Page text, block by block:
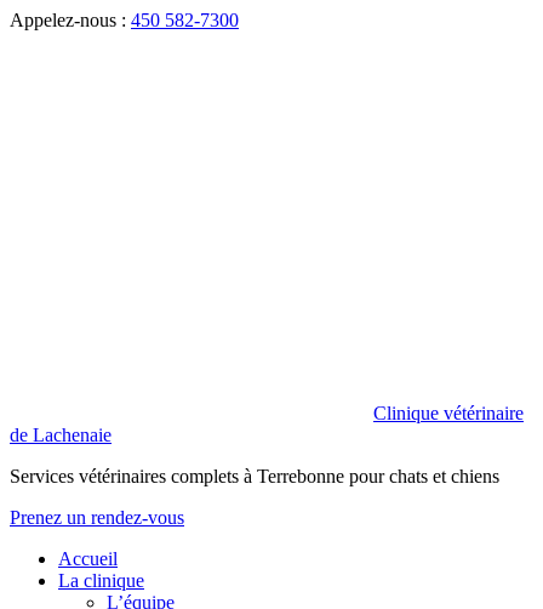
Appelez-nous : 450 582-7300
Clinique vétérinaire
de Lachenaie
Services vétérinaires complets à Terrebonne pour chats et chiens
Prenez un rendez-vous
Accueil
La clinique
L’équipe